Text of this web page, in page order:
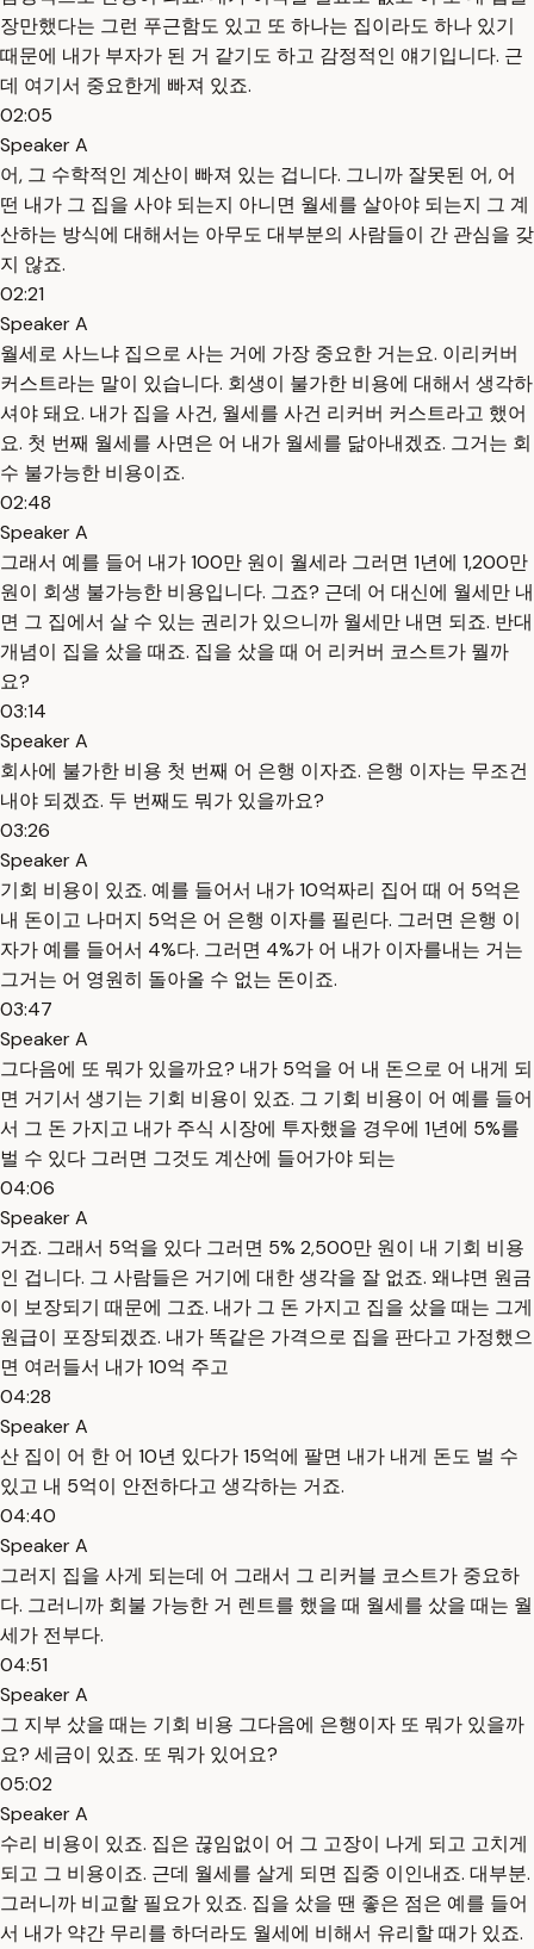
장만했다는 그런 푸근함도 있고 또 하나는 집이라도 하나 있기
때문에 내가 부자가 된 거 같기도 하고 감정적인 얘기입니다. 근
데 여기서 중요한게 빠져 있죠.
02:05
Speaker A
어, 그 수학적인 계산이 빠져 있는 겁니다. 그니까 잘못된 어, 어
떤 내가 그 집을 사야 되는지 아니면 월세를 살아야 되는지 그 계
산하는 방식에 대해서는 아무도 대부분의 사람들이 간 관심을 갖
지 않죠.
02:21
Speaker A
월세로 사느냐 집으로 사는 거에 가장 중요한 거는요. 이리커버
커스트라는 말이 있습니다. 회생이 불가한 비용에 대해서 생각하
셔야 돼요. 내가 집을 사건, 월세를 사건 리커버 커스트라고 했어
요. 첫 번째 월세를 사면은 어 내가 월세를 닮아내겠죠. 그거는 회
수 불가능한 비용이죠.
02:48
Speaker A
그래서 예를 들어 내가 100만 원이 월세라 그러면 1년에 1,200만
원이 회생 불가능한 비용입니다. 그죠? 근데 어 대신에 월세만 내
면 그 집에서 살 수 있는 권리가 있으니까 월세만 내면 되죠. 반대
개념이 집을 샀을 때죠. 집을 샀을 때 어 리커버 코스트가 뭘까
요?
03:14
Speaker A
회사에 불가한 비용 첫 번째 어 은행 이자죠. 은행 이자는 무조건
내야 되겠죠. 두 번째도 뭐가 있을까요?
03:26
Speaker A
기회 비용이 있죠. 예를 들어서 내가 10억짜리 집어 때 어 5억은
내 돈이고 나머지 5억은 어 은행 이자를 필린다. 그러면 은행 이
자가 예를 들어서 4%다. 그러면 4%가 어 내가 이자를내는 거는
그거는 어 영원히 돌아올 수 없는 돈이죠.
03:47
Speaker A
그다음에 또 뭐가 있을까요? 내가 5억을 어 내 돈으로 어 내게 되
면 거기서 생기는 기회 비용이 있죠. 그 기회 비용이 어 예를 들어
서 그 돈 가지고 내가 주식 시장에 투자했을 경우에 1년에 5%를
벌 수 있다 그러면 그것도 계산에 들어가야 되는
04:06
Speaker A
거죠. 그래서 5억을 있다 그러면 5% 2,500만 원이 내 기회 비용
인 겁니다. 그 사람들은 거기에 대한 생각을 잘 없죠. 왜냐면 원금
이 보장되기 때문에 그죠. 내가 그 돈 가지고 집을 샀을 때는 그게
원급이 포장되겠죠. 내가 똑같은 가격으로 집을 판다고 가정했으
면 여러들서 내가 10억 주고
04:28
Speaker A
산 집이 어 한 어 10년 있다가 15억에 팔면 내가 내게 돈도 벌 수
있고 내 5억이 안전하다고 생각하는 거죠.
04:40
Speaker A
그러지 집을 사게 되는데 어 그래서 그 리커블 코스트가 중요하
다. 그러니까 회불 가능한 거 렌트를 했을 때 월세를 샀을 때는 월
세가 전부다.
04:51
Speaker A
그 지부 샀을 때는 기회 비용 그다음에 은행이자 또 뭐가 있을까
요? 세금이 있죠. 또 뭐가 있어요?
05:02
Speaker A
수리 비용이 있죠. 집은 끊임없이 어 그 고장이 나게 되고 고치게
되고 그 비용이죠. 근데 월세를 살게 되면 집중 이인내죠. 대부분.
그러니까 비교할 필요가 있죠. 집을 샀을 땐 좋은 점은 예를 들어
서 내가 약간 무리를 하더라도 월세에 비해서 유리할 때가 있죠.